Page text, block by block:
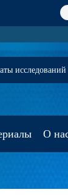
исследований
О